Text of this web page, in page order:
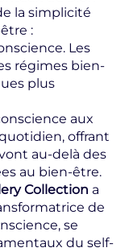
la simplicité
:
Les
régimes bien-
plus
aux
offrant
au-delà des
au bien-être.
Collection a
de
se
du self-